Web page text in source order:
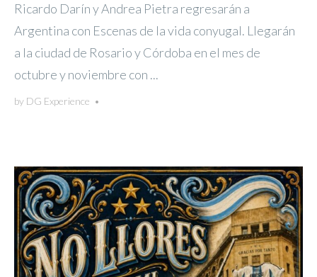
Ricardo Darín y Andrea Pietra regresarán a
Argentina con Escenas de la vida conyugal. Llegarán
a la ciudad de Rosario y Córdoba en el mes de
octubre y noviembre con ...
by DG Experience •